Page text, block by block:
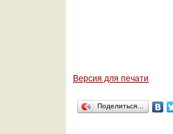
Версия для печати
Поделиться…